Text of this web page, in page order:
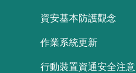
資安基本防護觀念
作業系統更新
行動裝置資通安全注意